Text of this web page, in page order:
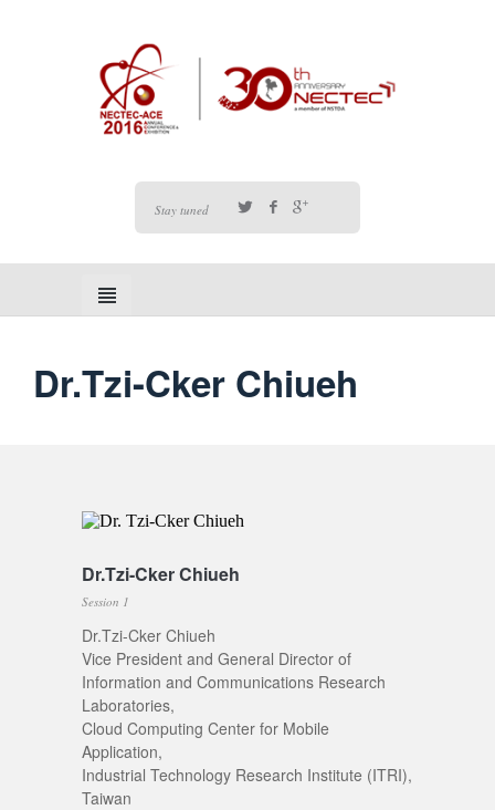
Stay tuned
Dr.Tzi-Cker Chiueh
Dr.Tzi-Cker Chiueh
Session 1
Dr.Tzi-Cker Chiueh
Vice President and General Director of
Information and Communications Research
Laboratories,
Cloud Computing Center for Mobile
Application,
Industrial Technology Research Institute (ITRI),
Taiwan